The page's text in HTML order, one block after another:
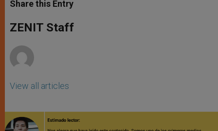
s
p
p
e
g
e
b
o
k
Share this Entry
ZENIT Staff
View all articles